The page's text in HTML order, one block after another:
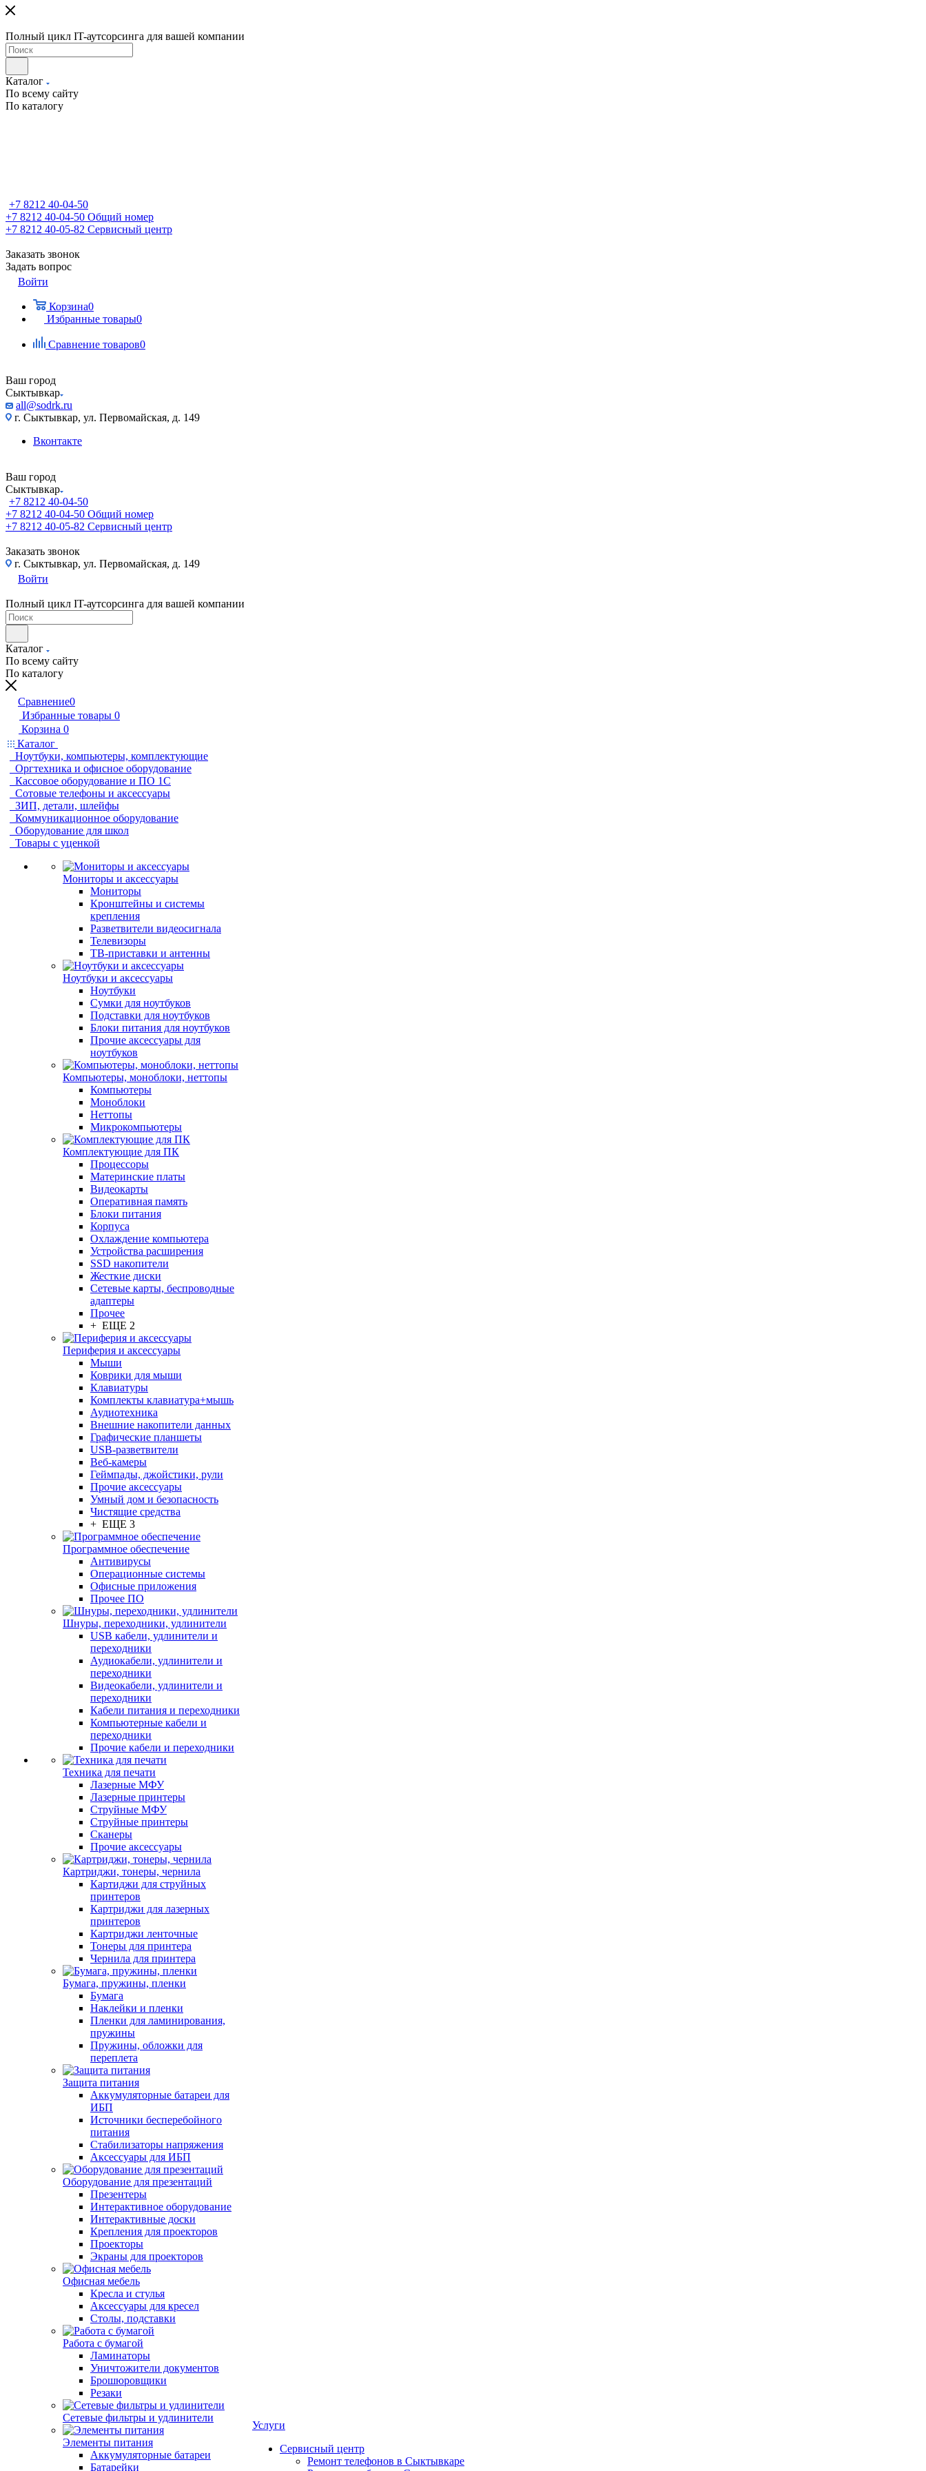
Полный цикл IT-аутсорсинга для вашей компании
Каталог
По всему сайту
По каталогу
+7 8212 40-04-50
+7 8212 40-04-50 Общий номер
+7 8212 40-05-82 Сервисный центр
Заказать звонок
Задать вопрос
Войти
Корзина0
Избранные товары0
Сравнение товаров0
Ваш город
Сыктывкар
all@sodrk.ru
г. Сыктывкар, ул. Первомайская, д. 149
Вконтакте
Ваш город
Сыктывкар
+7 8212 40-04-50
+7 8212 40-04-50 Общий номер
+7 8212 40-05-82 Сервисный центр
Заказать звонок
г. Сыктывкар, ул. Первомайская, д. 149
Войти
Полный цикл IT-аутсорсинга для вашей компании
Каталог
По всему сайту
По каталогу
Сравнение0
Избранные товары 0
Корзина 0
Каталог
Ноутбуки, компьютеры, комплектующие
Оргтехника и офисное оборудование
Кассовое оборудование и ПО 1С
Сотовые телефоны и аксессуары
ЗИП, детали, шлейфы
Коммуникационное оборудование
Оборудование для школ
Товары с уценкой
Мониторы и аксессуары
Мониторы
Кронштейны и системы
крепления
Разветвители видеосигнала
Телевизоры
ТВ-приставки и антенны
Ноутбуки и аксессуары
Ноутбуки
Сумки для ноутбуков
Подставки для ноутбуков
Блоки питания для ноутбуков
Прочие аксессуары для
ноутбуков
Компьютеры, моноблоки, неттопы
Компьютеры
Моноблоки
Неттопы
Микрокомпьютеры
Комплектующие для ПК
Процессоры
Материнские платы
Видеокарты
Оперативная память
Блоки питания
Корпуса
Охлаждение компьютера
Устройства расширения
SSD накопители
Жесткие диски
Сетевые карты, беспроводные
адаптеры
Прочее
+ ЕЩЕ 2
Периферия и аксессуары
Мыши
Коврики для мыши
Клавиатуры
Комплекты клавиатура+мышь
Аудиотехника
Внешние накопители данных
Графические планшеты
USB-разветвители
Веб-камеры
Геймпады, джойстики, рули
Прочие аксессуары
Умный дом и безопасность
Чистящие средства
+ ЕЩЕ 3
Программное обеспечение
Антивирусы
Операционные системы
Офисные приложения
Прочее ПО
Шнуры, переходники, удлинители
USB кабели, удлинители и
переходники
Аудиокабели, удлинители и
переходники
Видеокабели, удлинители и
переходники
Кабели питания и переходники
Компьютерные кабели и
переходники
Прочие кабели и переходники
Техника для печати
Лазерные МФУ
Лазерные принтеры
Струйные МФУ
Струйные принтеры
Сканеры
Прочие аксессуары
Картриджи, тонеры, чернила
Картиджи для струйных
принтеров
Картриджи для лазерных
принтеров
Картриджи ленточные
Тонеры для принтера
Чернила для принтера
Бумага, пружины, пленки
Бумага
Наклейки и пленки
Пленки для ламинирования,
пружины
Пружины, обложки для
переплета
Защита питания
Аккумуляторные батареи для
ИБП
Источники бесперебойного
питания
Стабилизаторы напряжения
Аксессуары для ИБП
Оборудование для презентаций
Презентеры
Интерактивное оборудование
Интерактивные доски
Крепления для проекторов
Проекторы
Экраны для проекторов
Офисная мебель
Кресла и стулья
Аксессуары для кресел
Столы, подставки
Работа с бумагой
Ламинаторы
Уничтожители документов
Брошюровщики
Резаки
Сетевые фильтры и удлинители
Элементы питания
Аккумуляторные батареи
Батарейки
Услуги
Сервисный центр
Ремонт телефонов в Сыктывкаре